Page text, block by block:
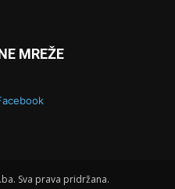
MREŽE
Sva prava pridržana.